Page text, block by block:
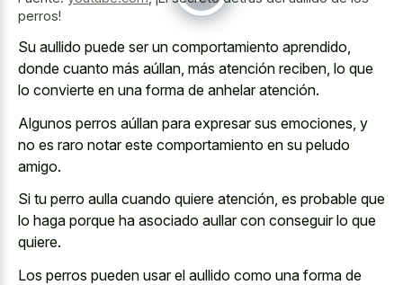
perros!
Su aullido puede ser un comportamiento aprendido,
donde cuanto más aúllan, más atención reciben, lo que
lo convierte en una forma de anhelar atención.
Algunos perros aúllan para expresar sus emociones, y
no es raro notar este comportamiento en su peludo
amigo.
Si tu perro aulla cuando quiere atención, es probable que
lo haga porque ha asociado aullar con conseguir lo que
quiere.
Los perros pueden usar el aullido como una forma de